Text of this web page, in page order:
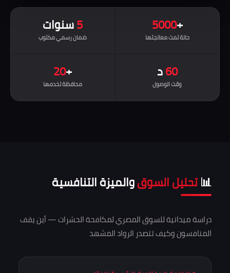
+
5000
حالة تمت معالجتها
5سنوات
ضمان رسمي مكتوب
60د
وقت الوصول
+
20
محافظة تخدمها
📊تحليل السوقوالميزة التنافسية
دراسة ميدانية للسوق المصري لمكافحة الحشرات — أين يقف
المنافسون وكيف تتصدر الرواد المشهد